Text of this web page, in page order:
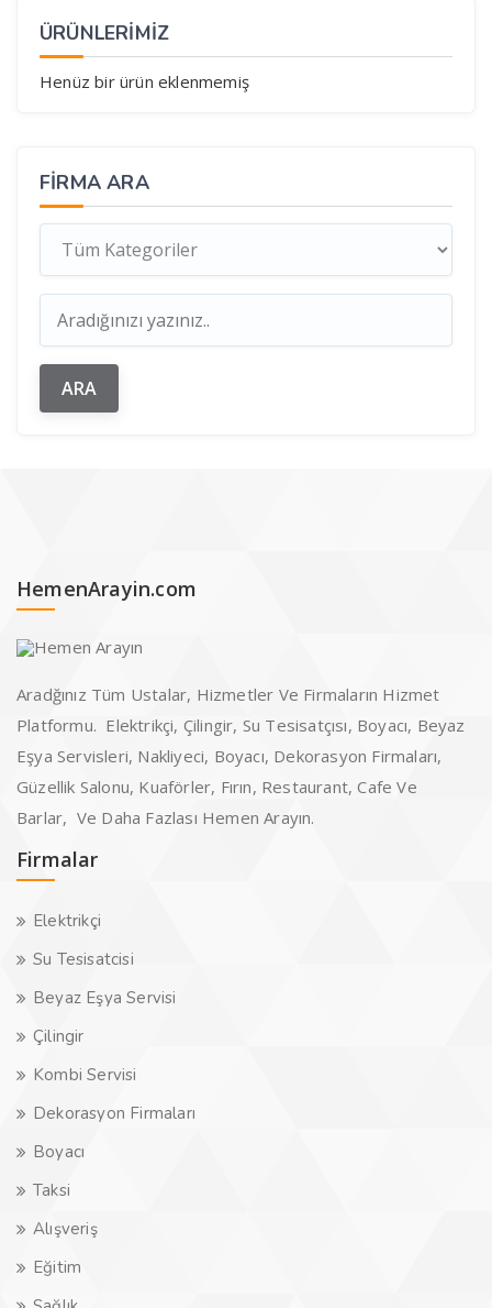
ÜRÜNLERİMİZ
Henüz bir ürün eklenmemiş
FIRMA ARA
HemenArayin.com
Aradğınız Tüm Ustalar, Hizmetler Ve Firmaların Hizmet
Platformu. Elektrikçi, Çilingir, Su Tesisatçısı, Boyacı, Beyaz
Eşya Servisleri, Nakliyeci, Boyacı, Dekorasyon Firmaları,
Güzellik Salonu, Kuaförler, Fırın, Restaurant, Cafe Ve
Barlar, Ve Daha Fazlası Hemen Arayın.
Firmalar
Elektrikçi
Su Tesisatcisi
Beyaz Eşya Servisi
Çilingir
Kombi Servisi
Dekorasyon Firmaları
Boyacı
Taksi
Alışveriş
Eğitim